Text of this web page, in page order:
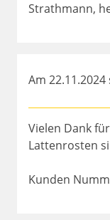
Strathmann,
Am
Vielen Dank
Lattenrosten
Kunden